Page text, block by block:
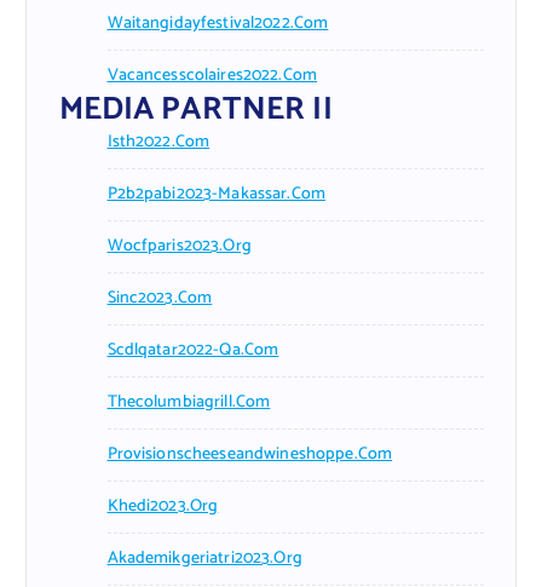
Waitangidayfestival2022.com
Vacancesscolaires2022.com
MEDIA PARTNER II
Isth2022.com
P2b2pabi2023-Makassar.com
Wocfparis2023.org
Sinc2023.com
Scdlqatar2022-Qa.com
Thecolumbiagrill.com
Provisionscheeseandwineshoppe.com
Khedi2023.org
Akademikgeriatri2023.org